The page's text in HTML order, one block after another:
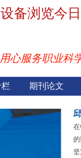
备浏览今
用心服务职业科
期刊论文